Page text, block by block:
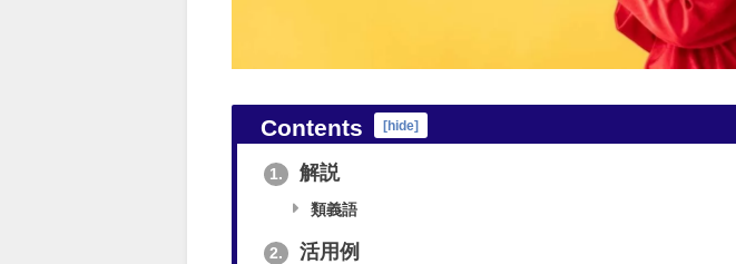
Contents [hide]
1. 解説
類義語
2. 活用例